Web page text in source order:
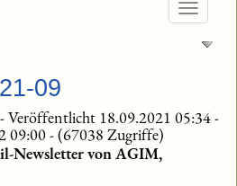
09
-Veröffentlicht 18.09.2021 05:34-
09:00-(67038 Zugriffe)
Newsletter von AGIM,